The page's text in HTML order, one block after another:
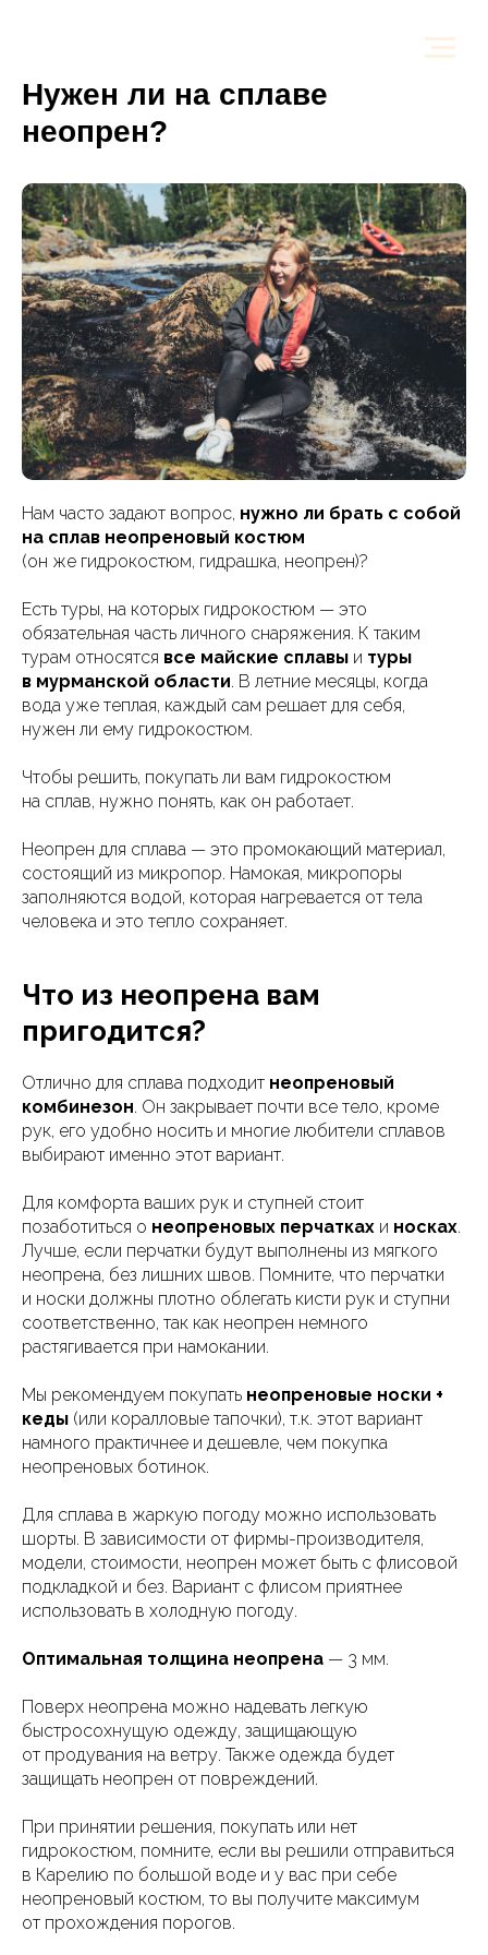
Нужен ли на сплаве
неопрен?
Нам часто задают вопрос, нужно ли брать с собой
на сплав неопреновый костюм
(он же гидрокостюм, гидрашка, неопрен)?
Есть туры, на которых гидрокостюм — это
обязательная часть личного снаряжения. К таким
турам относятся все майские сплавы и туры
в мурманской области. В летние месяцы, когда
вода уже теплая, каждый сам решает для себя,
нужен ли ему гидрокостюм.
Чтобы решить, покупать ли вам гидрокостюм
на сплав, нужно понять, как он работает.
Неопрен для сплава — это промокающий материал,
состоящий из микропор. Намокая, микропоры
заполняются водой, которая нагревается от тела
человека и это тепло сохраняет.
Что из неопрена вам
пригодится?
Отлично для сплава подходит неопреновый
комбинезон. Он закрывает почти все тело, кроме
рук, его удобно носить и многие любители сплавов
выбирают именно этот вариант.
Для комфорта ваших рук и ступней стоит
позаботиться о неопреновых перчатках и носках.
Лучше, если перчатки будут выполнены из мягкого
неопрена, без лишних швов. Помните, что перчатки
и носки должны плотно облегать кисти рук и ступни
соответственно, так как неопрен немного
растягивается при намокании.
Мы рекомендуем покупать неопреновые носки +
кеды (или коралловые тапочки), т.к. этот вариант
намного практичнее и дешевле, чем покупка
неопреновых ботинок.
Для сплава в жаркую погоду можно использовать
шорты. В зависимости от фирмы-производителя,
модели, стоимости, неопрен может быть с флисовой
подкладкой и без. Вариант с флисом приятнее
использовать в холодную погоду.
Оптимальная толщина неопрена — 3 мм.
Поверх неопрена можно надевать легкую
быстросохнущую одежду, защищающую
от продувания на ветру. Также одежда будет
защищать неопрен от повреждений.
При принятии решения, покупать или нет
гидрокостюм, помните, если вы решили отправиться
в Карелию по большой воде и у вас при себе
неопреновый костюм, то вы получите максимум
от прохождения порогов.